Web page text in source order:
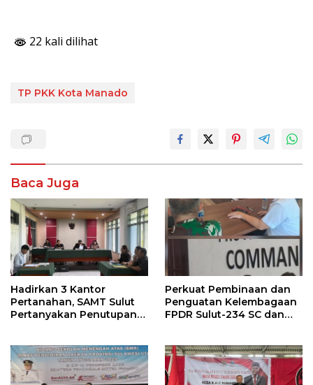
22 kali dilihat
TP PKK Kota Manado
Baca Juga
Hadirkan 3 Kantor
Pertanahan, SAMT Sulut
Pertanyakan Penutupan
Perkuat Pembinaan dan
Penguatan Kelembagaan
FPDR Sulut-234 SC dan